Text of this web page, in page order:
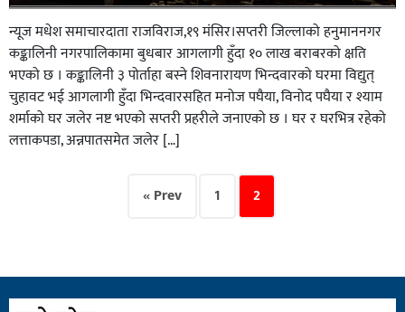
न्यूज मधेश समाचारदाता राजविराज,१९ मंसिर।सप्तरी जिल्लाको हनुमाननगर
कङ्कालिनी नगरपालिकामा बुधबार आगलागी हुँदा १० लाख बराबरको क्षति
भएको छ । कङ्कालिनी ३ पोर्ताहा बस्ने शिवनारायण भिन्दवारको घरमा विद्युत्
चुहावट भई आगलागी हुँदा भिन्दवारसहित मनोज पघैया, विनोद पघैया र श्याम
शर्माको घर जलेर नष्ट भएको सप्तरी प्रहरीले जनाएको छ । घर र घरभित्र रहेको
लत्ताकपडा, अन्नपातसमेत जलेर […]
« Prev 1 2